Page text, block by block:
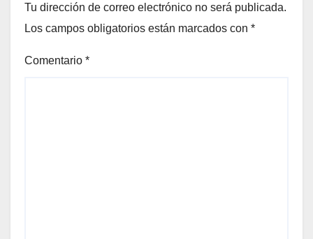
Tu dirección de correo electrónico no será publicada.
Los campos obligatorios están marcados con *
Comentario *